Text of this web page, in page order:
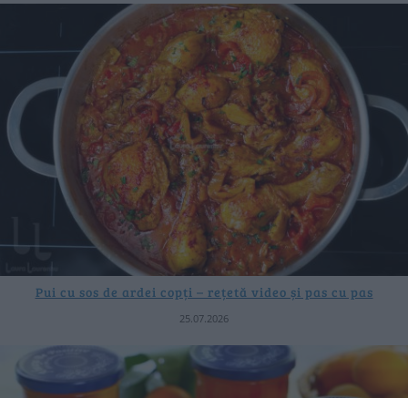
Pui cu sos de ardei copți – rețetă video și pas cu pas
25.07.2026